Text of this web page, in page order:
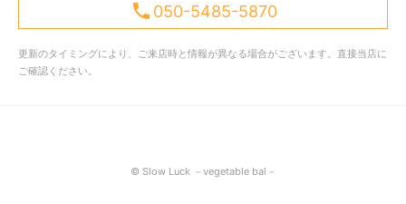
050-5485-5870
更新のタイミングにより、ご来店時と情報が異なる場合がございます。直接当店に
ご確認ください。
© Slow Luck －vegetable bal－